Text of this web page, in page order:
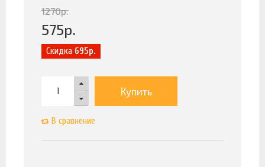
1270р.
575р.
Скидка 695р.
Купить
В сравнение